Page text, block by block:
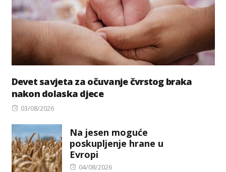
Devet savjeta za očuvanje čvrstog braka
nakon dolaska djece
Posted
03/08/2026
Na jesen moguće
poskupljenje hrane u
Evropi
Posted
04/08/2026